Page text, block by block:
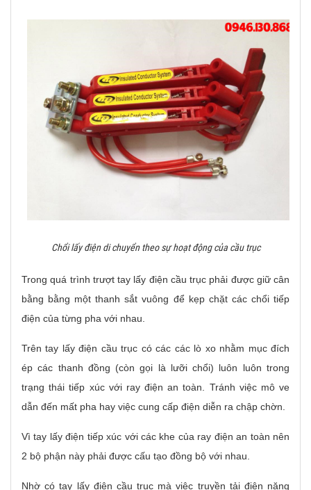
Chổi lấy điện di chuyển theo sự hoạt động của cầu trục
Trong quá trình trượt tay lấy điện cầu trục phải được giữ cân
bằng bằng một thanh sắt vuông để kẹp chặt các chổi tiếp
điện của từng pha với nhau.
Trên tay lấy điện cầu trục có các các lò xo nhằm mục đích
ép các thanh đồng (còn gọi là lưỡi chổi) luôn luôn trong
trạng thái tiếp xúc với ray điện an toàn. Tránh việc mô ve
dẫn đến mất pha hay việc cung cấp điện diễn ra chập chờn.
Vì tay lấy điện tiếp xúc với các khe của ray điện an toàn nên
2 bộ phận này phải được cấu tạo đồng bộ với nhau.
Nhờ có tay lấy điện cầu trục mà việc truyền tải điện năng